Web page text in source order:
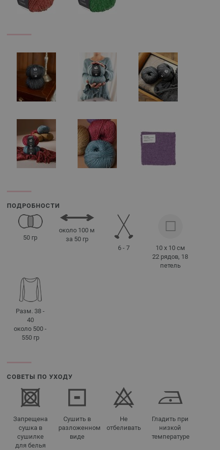
ПОДРОБНОСТИ
50 гр
около 100 м
за 50 гр
6 - 7
10 x 10 см
22 рядов, 18
петель
Разм. 38 -
40
около 500 -
550 гр
СОВЕТЫ ПО УХОДУ
Запрещена
сушка в
сушилке
для белья
Сушить в
разложенном
виде
Не
отбеливать
Гладить при
низкой
температуре